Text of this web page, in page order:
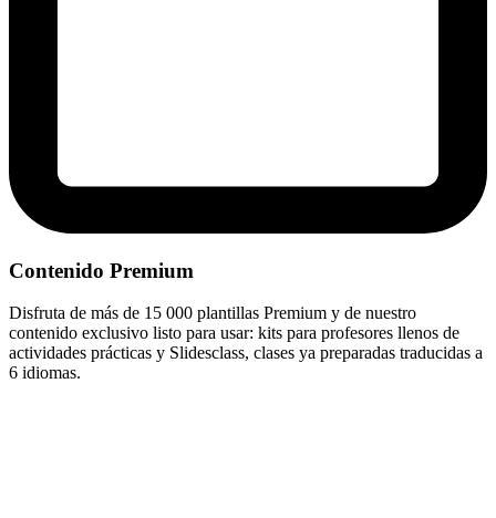
Contenido Premium
Disfruta de más de 15 000 plantillas Premium y de nuestro
contenido exclusivo listo para usar: kits para profesores llenos de
actividades prácticas y Slidesclass, clases ya preparadas traducidas a
6 idiomas.